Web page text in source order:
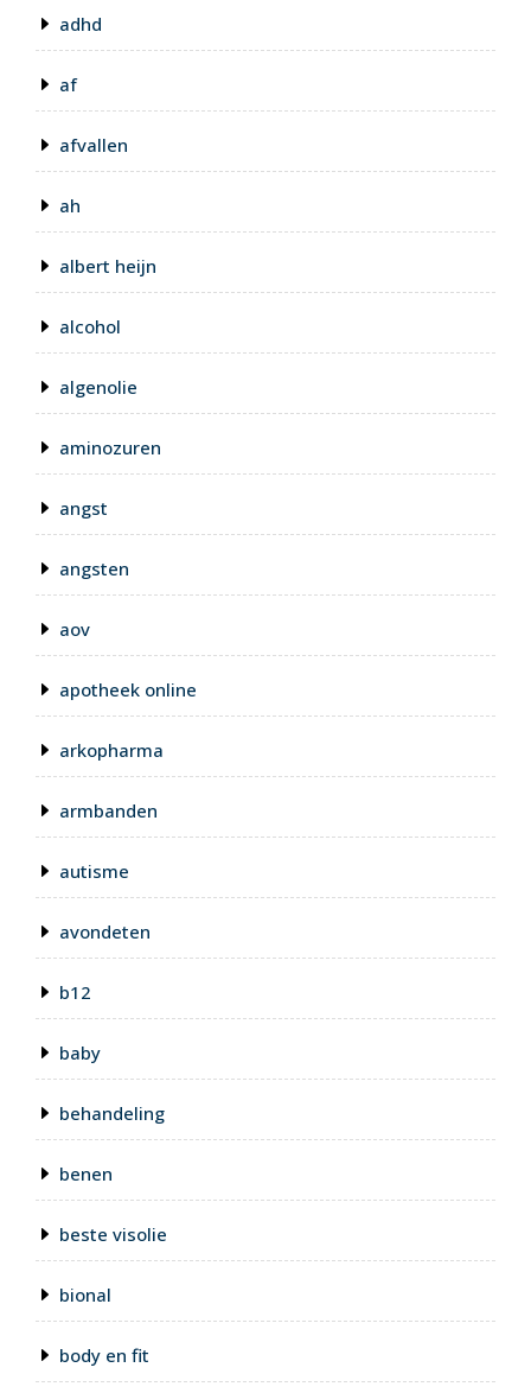
adhd
af
afvallen
ah
albert heijn
alcohol
algenolie
aminozuren
angst
angsten
aov
apotheek online
arkopharma
armbanden
autisme
avondeten
b12
baby
behandeling
benen
beste visolie
bional
body en fit